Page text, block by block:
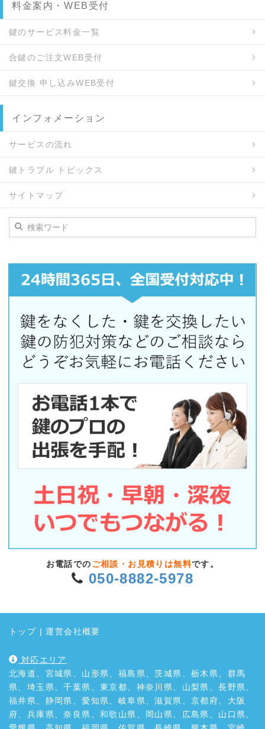
料金案内・WEB受付
鍵のサービス料金一覧
合鍵のご注文WEB受付
鍵交換 申し込みWEB受付
インフォメーション
サービスの流れ
鍵トラブル トピックス
サイトマップ
お電話での ご相談・お見積りは無料です。
050-8882-5978
トップ |運営会社概要
対応エリア
北海道、宮城県、山形県、福島県、茨城県、栃木県、群馬
県、埼玉県、千葉県、東京都、神奈川県、山梨県、長野県、
福井県、静岡県、愛知県、岐阜県、滋賀県、京都府、大阪
府、兵庫県、奈良県、和歌山県、岡山県、広島県、山口県、